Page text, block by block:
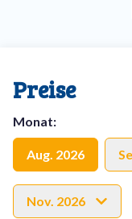
Spülmaschine,
Von der Diele aus
verfügt über ein
eine große
Im Obergeschoss
Preise
Monat:
Aug. 2026
Nov. 2026